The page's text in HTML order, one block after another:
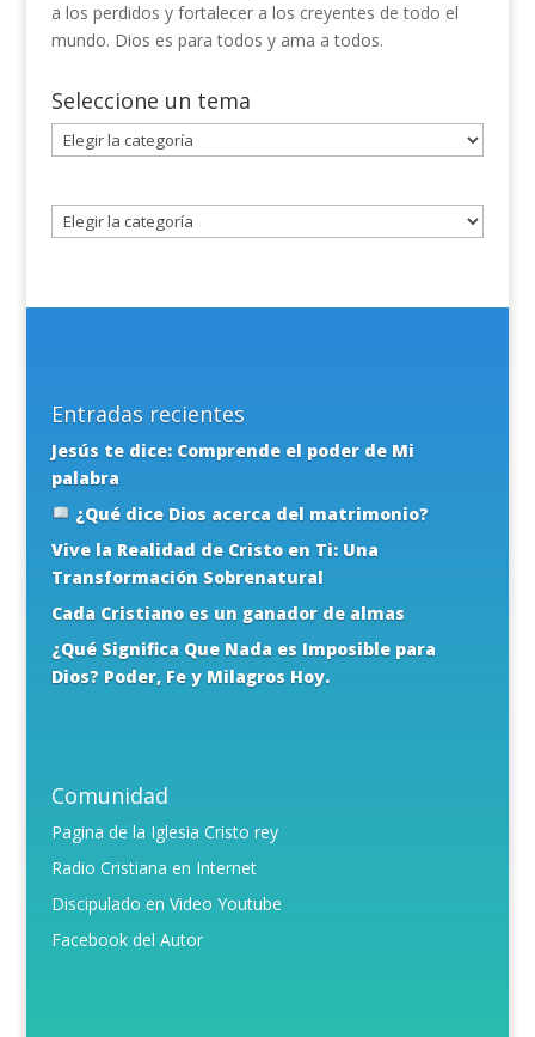
a los perdidos y fortalecer a los creyentes de todo el
mundo. Dios es para todos y ama a todos.
Seleccione un tema
Seleccione
un
Entradas recientes
Jesús te dice: Comprende el poder de Mi
palabra
¿Qué dice Dios acerca del matrimonio?
Vive la Realidad de Cristo en Ti: Una
Transformación Sobrenatural
Cada Cristiano es un ganador de almas
¿Qué Significa Que Nada es Imposible para
Dios? Poder, Fe y Milagros Hoy.
Comunidad
Pagina de la Iglesia Cristo rey
Radio Cristiana en Internet
Discipulado en Video Youtube
Facebook del Autor